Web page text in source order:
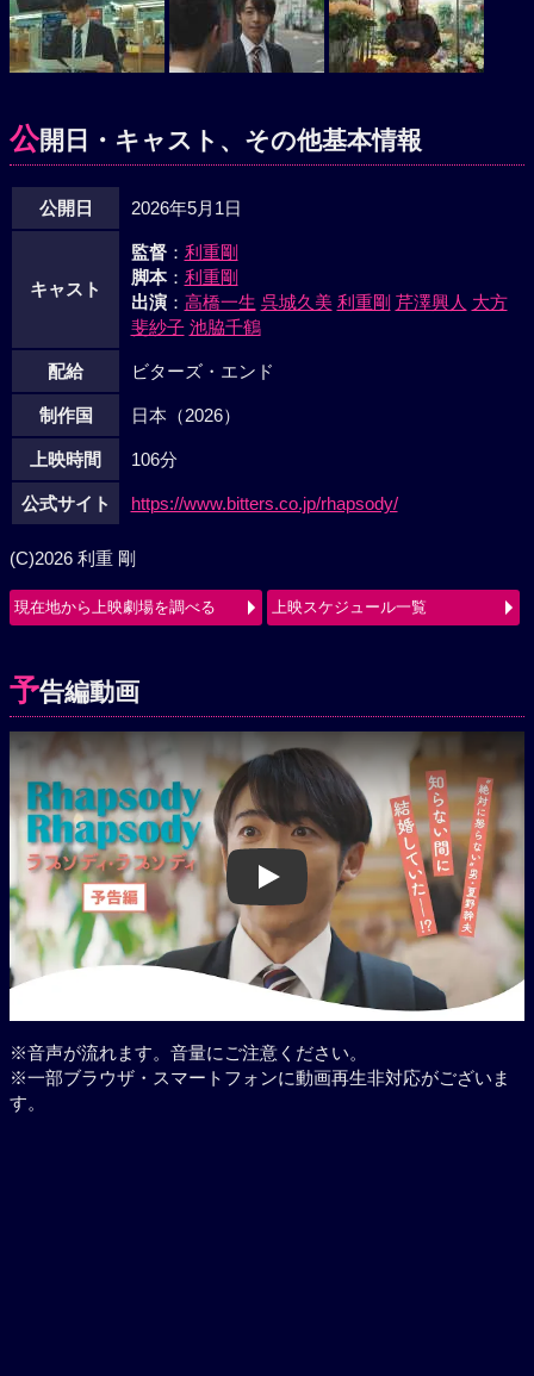
公開日・キャスト、その他基本情報
公開日 2026年5月1日
キャスト
監督： 利重剛
脚本： 利重剛
出演： 高橋一生 呉城久美 利重剛 芹澤興人 大方
斐紗子 池脇千鶴
配給 ビターズ・エンド
制作国 日本（2026）
上映時間 106分
公式サイト https://www.bitters.co.jp/rhapsody/
(C)2026 利重 剛
現在地から上映劇場を調べる 上映スケジュール一覧
予告編動画
Play
※音声が流れます。音量にご注意ください。
※一部ブラウザ・スマートフォンに動画再生非対応がございま
す。